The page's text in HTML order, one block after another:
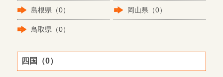
島根県（0） 岡山県（0）
鳥取県（0）
四国（0）